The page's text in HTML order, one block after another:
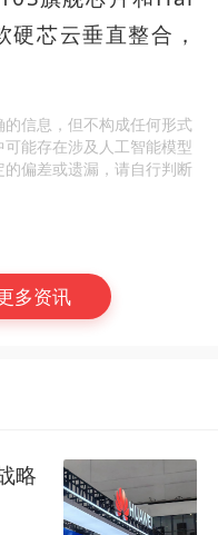
芯云垂直整合，
信息，但不构成任何形式
能存在涉及人工智能模型
偏差或遗漏，请自行判断
多资讯
略